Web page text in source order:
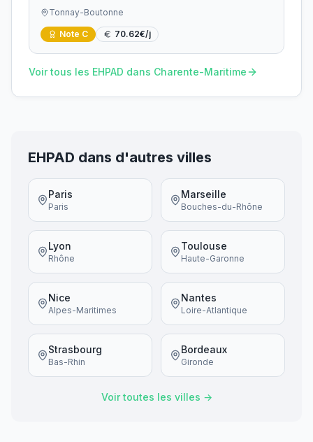
Tonnay-Boutonne
Note C 70.62€/j
Voir tous les EHPAD dans Charente-Maritime
EHPAD dans d'autres villes
Paris
Paris
Marseille
Bouches-du-Rhône
Lyon
Rhône
Toulouse
Haute-Garonne
Nice
Alpes-Maritimes
Nantes
Loire-Atlantique
Strasbourg
Bas-Rhin
Bordeaux
Gironde
Voir toutes les villes →